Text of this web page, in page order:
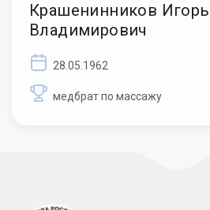
Крашенинников Игорь
Владимирович
28.05.1962
медбрат по массажу